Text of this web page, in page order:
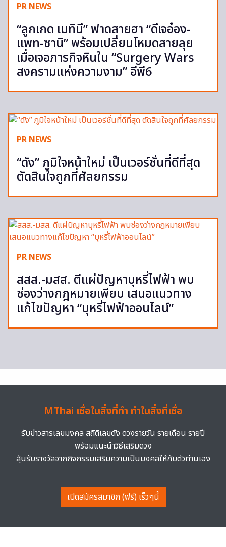
PR NEWS
“ลูกเกด เมทินี” ฟาดสายฮา “ดีเจอ๋อง-
แพท-ซานิ” พร้อมเปลี่ยนโหมดสายลุย
เมื่อเจอภารกิจหินใน “Surgery Wars
สงครามแห่งความงาม” อีพี6
PR NEWS
“ดัง” ภูมิใจหน้าใหม่ เป็นเวอร์ชั่นที่ดีที่สุด
ตัดสินใจถูกที่ศัลยกรรม
PR NEWS
สสส.-มสส. ตีแผ่ปัญหาบุหรี่ไฟฟ้า พบ
ช่องว่างกฎหมายเพียบ เสนอแนวทาง
แก้ไขปัญหา “บุหรี่ไฟฟ้าออนไลน์”
MThai เชื่อในสิ่งที่ทำ ทำในสิ่งที่เชื่อ
รับข่าวสารเลขมงคล สถิติเลขดัง ดวงรายวัน รายเดือน รายปี
พร้อมแนะนำวิธีเสริมดวง
ลุ้นรับรางวัลจากกิจกรรมเสริมความเป็นมงคลให้กับตัวท่านเอง
เปิดสมัครสมาชิก (ฟรี) เร็วๆนี้